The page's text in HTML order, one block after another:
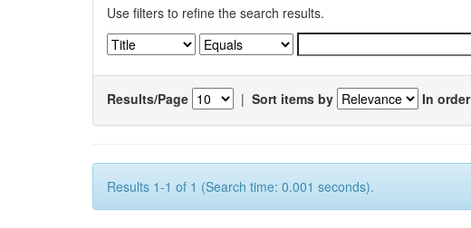
Use filters to refine the search results.
Results/Page | Sort items by In order
Results 1-1 of 1 (Search time: 0.001 seconds).